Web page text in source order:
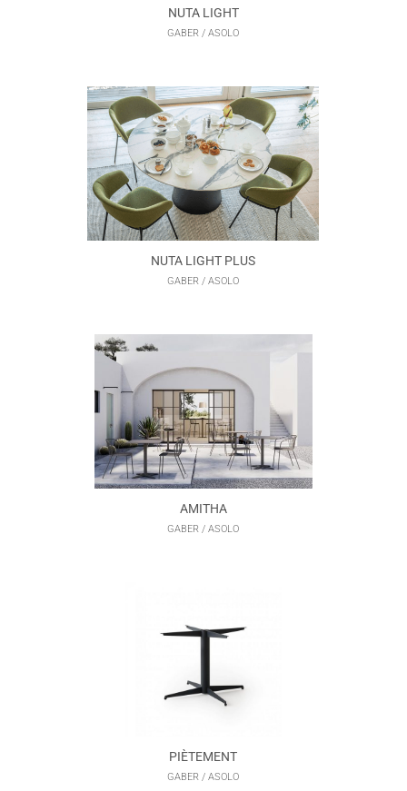
NUTA LIGHT
GABER / ASOLO
NUTA LIGHT PLUS
GABER / ASOLO
AMITHA
GABER / ASOLO
PIÈTEMENT
GABER / ASOLO